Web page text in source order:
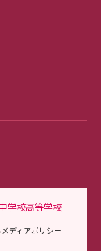
学校高等学校
ディアポリシー